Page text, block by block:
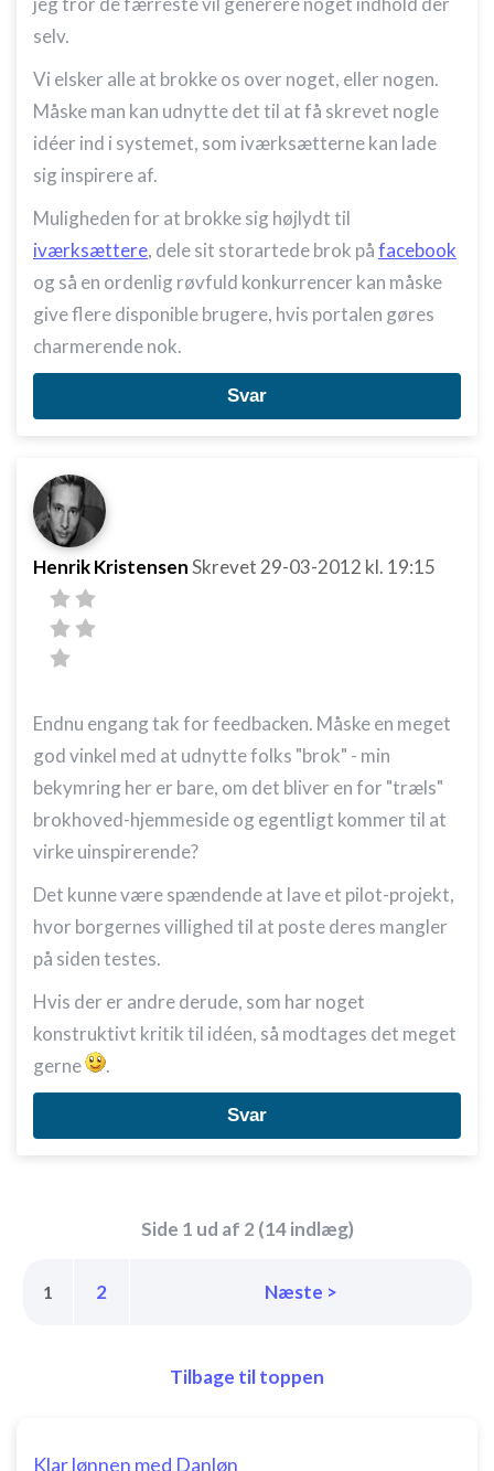
selv.
Vi elsker alle at brokke os over noget, eller nogen.
Måske man kan udnytte det til at få skrevet nogle
idéer ind i systemet, som iværksætterne kan lade
sig inspirere af.
Muligheden for at brokke sig højlydt til
iværksættere, dele sit storartede brok påfacebook
og så en ordenlig røvfuld konkurrencer kan måske
give flere disponible brugere, hvis portalen gøres
charmerende nok.
Svar
Henrik KristensenSkrevet 29-03-2012 kl. 19:15
Endnu engang tak for feedbacken. Måske en meget
god vinkel med at udnytte folks "brok" - min
bekymring her er bare, om det bliver en for "træls"
brokhoved-hjemmeside og egentligt kommer til at
virke uinspirerende?
Det kunne være spændende at lave et pilot-projekt,
hvor borgernes villighed til at poste deres mangler
på siden testes.
Hvis der er andre derude, som har noget
konstruktivt kritik til idéen, så modtages det meget
gerne
.
Svar
Side 1 ud af 2 (14 indlæg)
1 2 Næste >
Tilbage til toppen
Klar lønnen med Danløn